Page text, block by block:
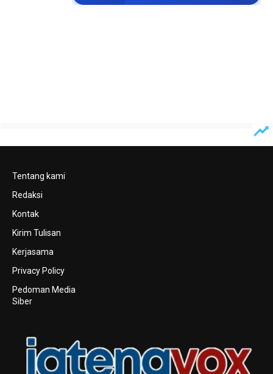
Tentang kami
Redaksi
Kontak
Kirim Tulisan
Kerjasama
Privacy Policy
Pedoman Media
Siber